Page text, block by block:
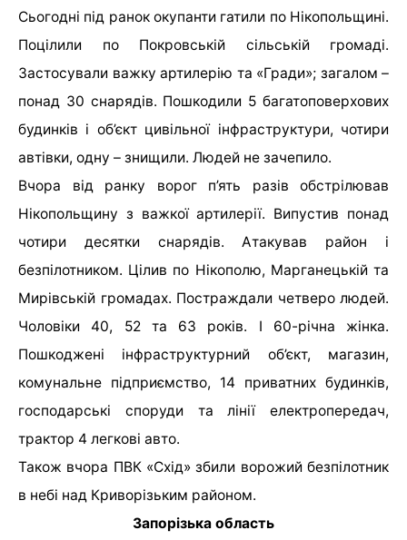
Сьогодні під ранок окупанти гатили по Нікопольщині.
Поцілили по Покровській сільській громаді.
Застосували важку артилерію та «Гради»; загалом –
понад 30 снарядів. Пошкодили 5 багатоповерхових
будинків і об’єкт цивільної інфраструктури, чотири
автівки, одну – знищили. Людей не зачепило.
Вчора від ранку ворог п’ять разів обстрілював
Нікопольщину з важкої артилерії. Випустив понад
чотири десятки снарядів. Атакував район і
безпілотником. Цілив по Нікополю, Марганецькій та
Мирівській громадах. Постраждали четверо людей.
Чоловіки 40, 52 та 63 років. І 60-річна жінка.
Пошкоджені інфраструктурний об’єкт, магазин,
комунальне підприємство, 14 приватних будинків,
господарські споруди та лінії електропередач,
трактор 4 легкові авто.
Також вчора ПВК «Схід» збили ворожий безпілотник
в небі над Криворізьким районом.
Запорізька область